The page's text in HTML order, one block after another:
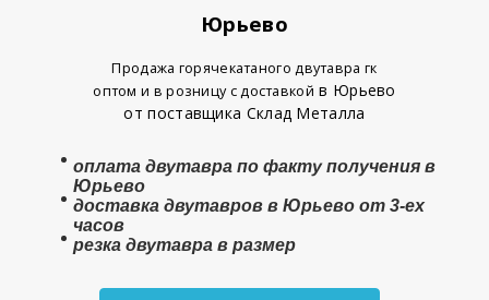
Юрьево
Продажа горячекатаного двутавра гк
оптом и в розницу с доставкой в Юрьево
от поставщика Склад Металла
оплата двутавра по факту получения в
Юрьево
доставка двутавров в Юрьево от 3-ех
часов
резка двутавра в размер